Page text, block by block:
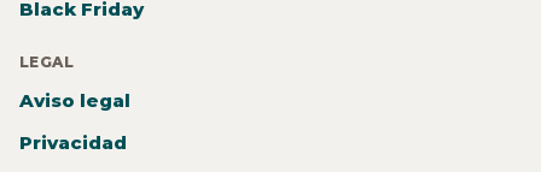
Black Friday
LEGAL
Aviso legal
Privacidad